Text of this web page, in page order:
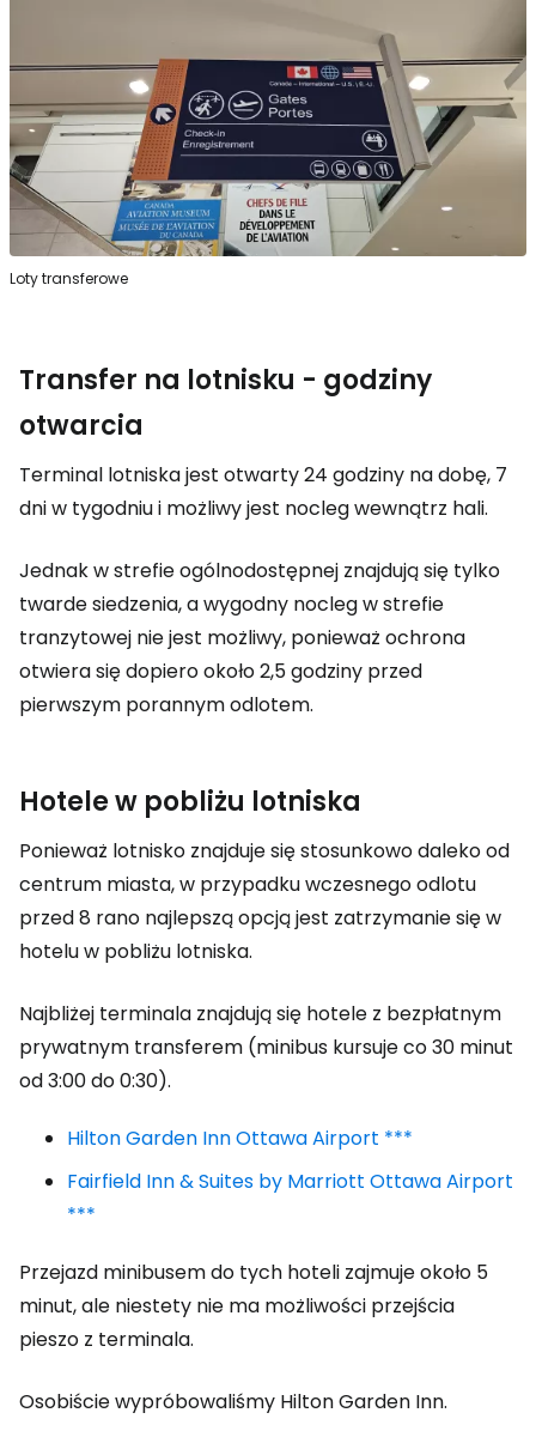
Loty transferowe
Transfer na lotnisku - godziny
otwarcia
Terminal lotniska jest otwarty 24 godziny na dobę, 7
dni w tygodniu i możliwy jest nocleg wewnątrz hali.
Jednak w strefie ogólnodostępnej znajdują się tylko
twarde siedzenia, a wygodny nocleg w strefie
tranzytowej nie jest możliwy, ponieważ ochrona
otwiera się dopiero około 2,5 godziny przed
pierwszym porannym odlotem.
Hotele w pobliżu lotniska
Ponieważ lotnisko znajduje się stosunkowo daleko od
centrum miasta, w przypadku wczesnego odlotu
przed 8 rano najlepszą opcją jest zatrzymanie się w
hotelu w pobliżu lotniska.
Najbliżej terminala znajdują się hotele z bezpłatnym
prywatnym transferem (minibus kursuje co 30 minut
od 3:00 do 0:30).
Hilton Garden Inn Ottawa Airport ***
Fairfield Inn & Suites by Marriott Ottawa Airport
***
Przejazd minibusem do tych hoteli zajmuje około 5
minut, ale niestety nie ma możliwości przejścia
pieszo z terminala.
Osobiście wypróbowaliśmy Hilton Garden Inn.